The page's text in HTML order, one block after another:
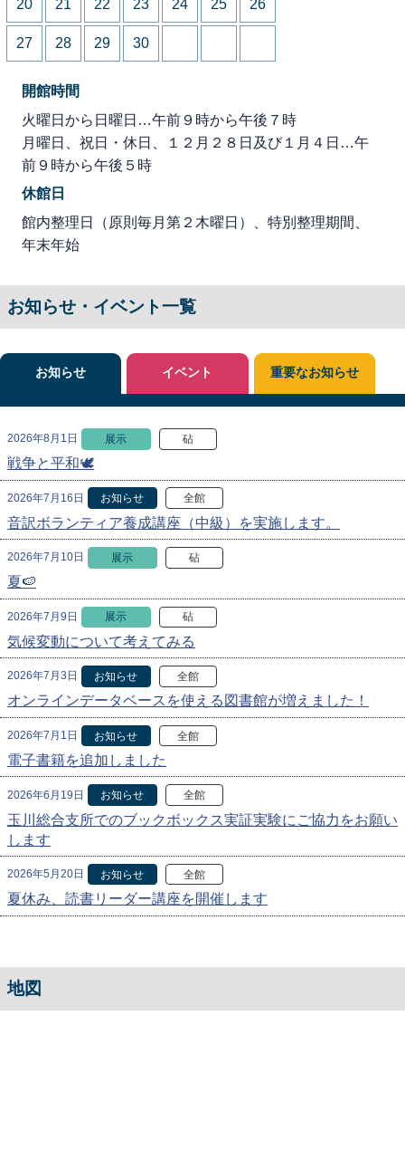
20 21 22 23 24 25 26
27 28 29 30
開館時間
火曜日から日曜日…午前９時から午後７時
月曜日、祝日・休日、１２月２８日及び１月４日…午
前９時から午後５時
休館日
館内整理日（原則毎月第２木曜日）、特別整理期間、
年末年始
お知らせ・イベント一覧
お知らせ
2026年8月1日 展示 砧
戦争と平和🕊
2026年7月16日 お知らせ 全館
音訳ボランティア養成講座（中級）を実施します。
2026年7月10日 展示 砧
夏🍉
2026年7月9日 展示 砧
気候変動について考えてみる
2026年7月3日 お知らせ 全館
オンラインデータベースを使える図書館が増えました！
2026年7月1日 お知らせ 全館
電子書籍を追加しました
2026年6月19日 お知らせ 全館
玉川総合支所でのブックボックス実証実験にご協力をお願い
します
2026年5月20日 お知らせ 全館
夏休み、読書リーダー講座を開催します
イベント 重要なお知らせ
地図